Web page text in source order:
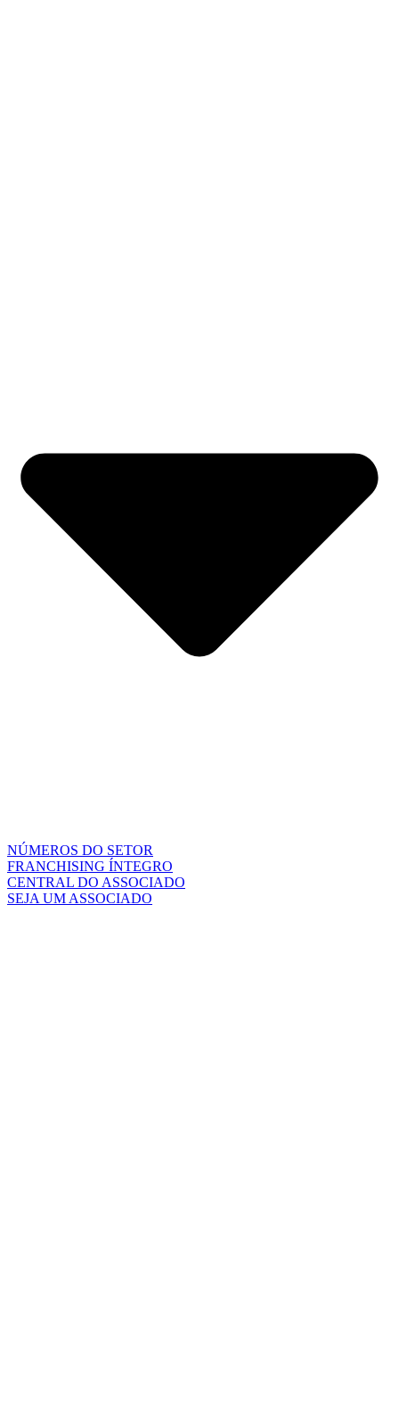
NÚMEROS DO SETOR
FRANCHISING ÍNTEGRO
CENTRAL DO ASSOCIADO
SEJA UM ASSOCIADO